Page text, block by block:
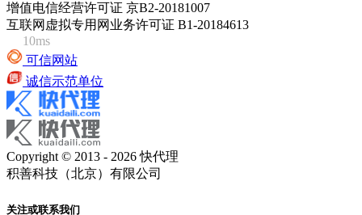
增值电信经营许可证 京B2-20181007
互联网虚拟专用网业务许可证 B1-20184613
10ms
可信网站
诚信示范单位
Copyright © 2013 - 2026 快代理
积善科技（北京）有限公司
关注或联系我们